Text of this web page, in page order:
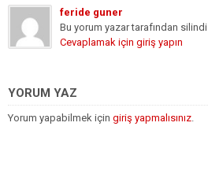
feride guner
Bu yorum yazar tarafından silindi.
Cevaplamak için giriş yapın
YORUM YAZ
Yorum yapabilmek için giriş yapmalısınız